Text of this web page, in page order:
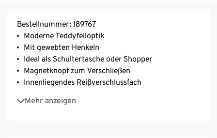
Bestellnummer: 189767
Moderne Teddyfelloptik
Mit gewebten Henkeln
Ideal als Schultertasche oder Shopper
Magnetknopf zum Verschließen
Innenliegendes Reißverschlussfach
Mehr anzeigen
Leicht gefüttert
Kombinierbar mit vielen Alltagsoutfits